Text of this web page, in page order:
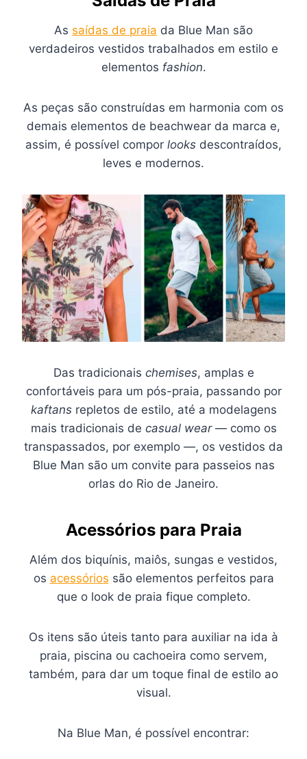
As saídas de praia da Blue Man são
verdadeiros vestidos trabalhados em estilo e
elementos fashion.
As peças são construídas em harmonia com os
demais elementos de beachwear da marca e,
assim, é possível compor looks descontraídos,
leves e modernos.
Das tradicionais chemises, amplas e
confortáveis para um pós-praia, passando por
kaftans repletos de estilo, até a modelagens
mais tradicionais de casual wear— como os
transpassados, por exemplo —, os vestidos da
Blue Man são um convite para passeios nas
orlas do Rio de Janeiro.
Acessórios para Praia
Além dos biquínis, maiôs, sungas e vestidos,
os acessórios são elementos perfeitos para
que o look de praia fique completo.
Os itens são úteis tanto para auxiliar na ida à
praia, piscina ou cachoeira como servem,
também, para dar um toque final de estilo ao
visual.
Na Blue Man, é possível encontrar: